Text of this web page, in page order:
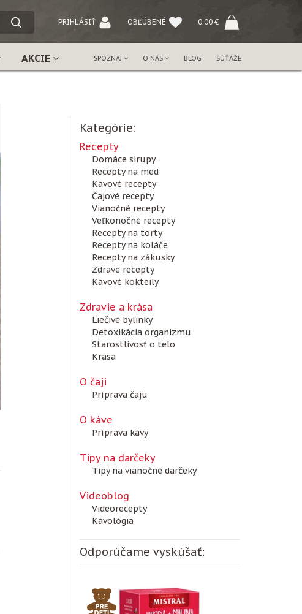
HĽADANÝ
VÝRAZ
PRIHLÁSIŤ OBĽÚBENÉ 0,00 €
AKCIE SPOZNAJ O NÁS BLOG SÚŤAŽE
Kategórie:
Recepty
Domáce sirupy
Recepty na med
Kávové recepty
Čajové recepty
Vianočné recepty
Veľkonočné recepty
Recepty na torty
Recepty na koláče
Recepty na zákusky
Zdravé recepty
Kávové kokteily
Zdravie a krása
Liečivé bylinky
Detoxikácia organizmu
Starostlivosť o telo
Krása
O čaji
Príprava čaju
O káve
Príprava kávy
Tipy na darčeky
Tipy na vianočné darčeky
Videoblog
Videorecepty
Kávológia
Odporúčame vyskúšať: